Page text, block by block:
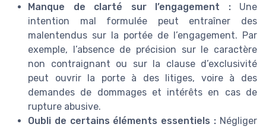
Manque de clarté sur l’engagement :Une
intention mal formulée peut entraîner des
malentendus sur la portée de l’engagement. Par
exemple, l’absence de précision sur le caractère
non contraignant ou sur la clause d’exclusivité
peut ouvrir la porte à des litiges, voire à des
demandes de dommages et intérêts en cas de
rupture abusive.
Oubli de certains éléments essentiels : Négliger